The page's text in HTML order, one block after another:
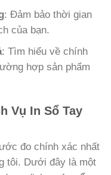
: Đảm bảo thời gian
của bạn.
: Tìm hiểu về chính
hợp sản phẩm
Vụ In Sổ Tay
đo chính xác nhất
tôi. Dưới đây là một